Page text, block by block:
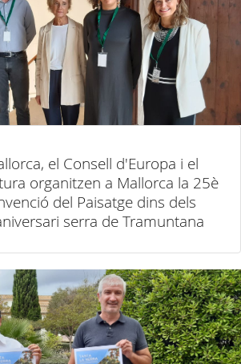
el Consell d'Europa i el
organitzen a Mallorca la 25è
del Paisatge dins dels
serra de Tramuntana